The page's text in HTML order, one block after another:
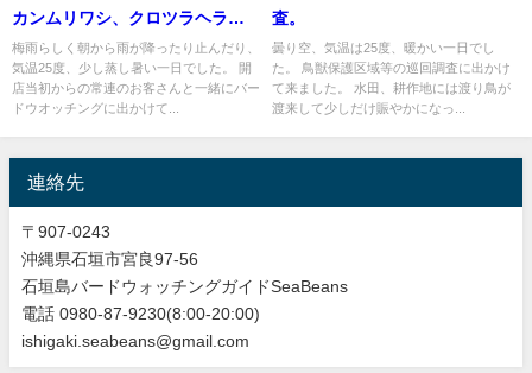
カンムリワシ、クロツラヘラサ
ギ等、雨でも今年も出会い盛り
沢山のバードウオッチングツア
ー!!
梅雨らしく朝から雨が降ったり止んだり、
気温25度、少し蒸し暑い一日でした。 開
店当初からの常連のお客さんと一緒にバー
ドウオッチングに出かけて...
査。
曇り空、気温は25度、暖かい一日でし
た。 鳥獣保護区域等の巡回調査に出かけ
て来ました。 水田、耕作地には渡り鳥が
渡来して少しだけ賑やかになっ...
連絡先
〒907-0243
沖縄県石垣市宮良97-56
石垣島バードウォッチングガイドSeaBeans
電話 0980-87-9230(8:00-20:00)
ishigaki.seabeans@gmail.com